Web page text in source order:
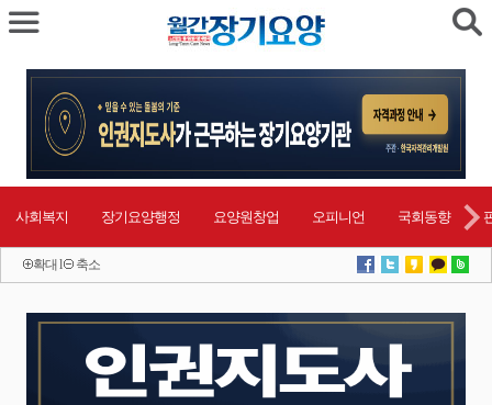
사회복지 장기요양행정 요양원창업 오피니언 국회동향
확대 l 축소